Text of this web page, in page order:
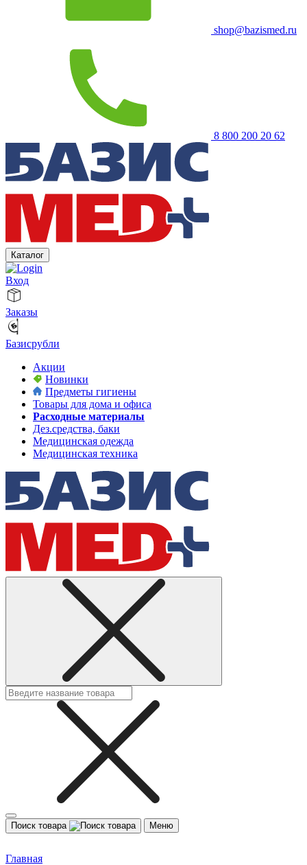
shop@bazismed.ru
8 800 200 20 62
Каталог
Вход
Заказы
Базисрубли
Акции
Новинки
Предметы гигиены
Товары для дома и офиса
Расходные материалы
Дез.средства, баки
Медицинская одежда
Медицинская техника
Поиск товара Меню
Главная